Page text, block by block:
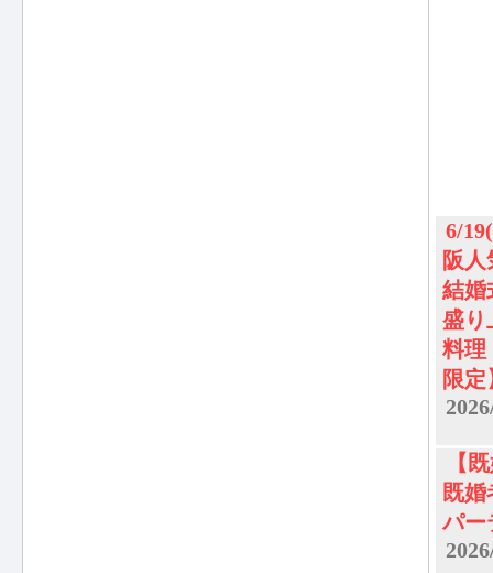
6/
阪
結婚
盛り
料理
限定
【
既
パー